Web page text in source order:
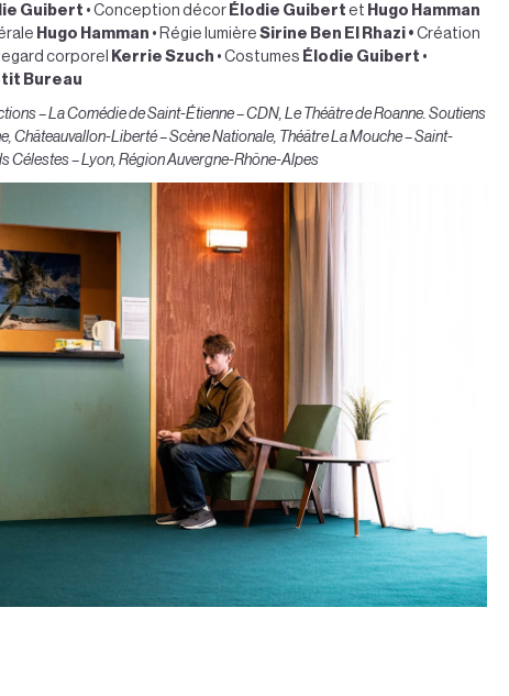
Guibert • Conception décor Élodie Guibert et Hugo Hamman
Hugo Hamman • Régie lumière Sirine Ben El Rhazi • Création
corporel Kerrie Szuch • Costumes Élodie Guibert •
Bureau
– La Comédie de Saint-Étienne – CDN, Le Théâtre de Roanne. Soutiens
Châteauvallon-Liberté – Scène Nationale, Théâtre La Mouche – Saint-
Célestes – Lyon, Région Auvergne-Rhône-Alpes